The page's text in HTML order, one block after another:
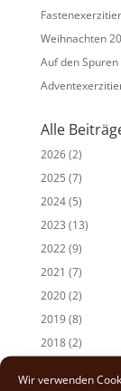
Wir verwenden
Weihnachten
Auf den
Alle
2026(2)
2025 (7)
2024(5)
2023 (13)
2022(9)
2021 (7)
2020(2)
2019(8)
2018(2)